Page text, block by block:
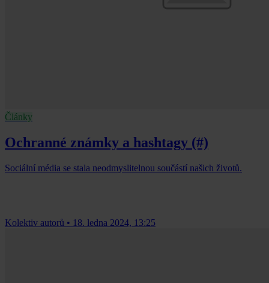
Články
Ochranné známky a hashtagy (#)
Sociální média se stala neodmyslitelnou součástí našich životů.
Kolektiv autorů • 18. ledna 2024, 13:25